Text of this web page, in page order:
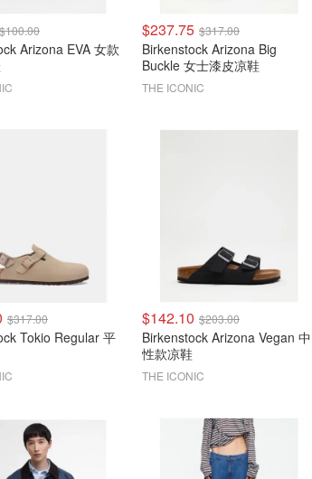
$100.00
Arizona EVA 女款
$237.75 $317.00
Birkenstock Arizona Big
Buckle 女士漆皮凉鞋
THE ICONIC
$317.00
Tokio Regular 平
$142.10 $203.00
Birkenstock Arizona Vegan 中
性款凉鞋
THE ICONIC